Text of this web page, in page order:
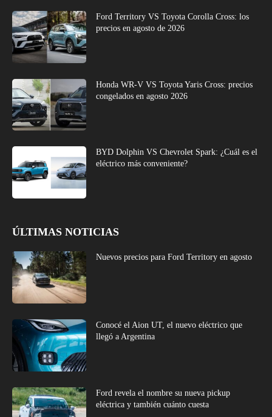
Ford Territory VS Toyota Corolla Cross: los
precios en agosto de 2026
Honda WR-V VS Toyota Yaris Cross: precios
congelados en agosto 2026
BYD Dolphin VS Chevrolet Spark: ¿Cuál es el
eléctrico más conveniente?
ÚLTIMAS NOTICIAS
Nuevos precios para Ford Territory en agosto
Conocé el Aion UT, el nuevo eléctrico que
llegó a Argentina
Ford revela el nombre su nueva pickup
eléctrica y también cuánto cuesta